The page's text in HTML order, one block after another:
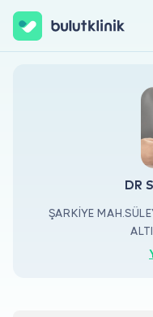
DR
ŞARKİYE